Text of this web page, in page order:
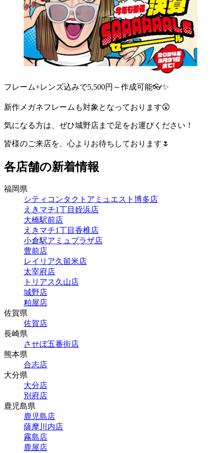
フレーム+レンズ込みで5,500円～作成可能👓✨
新作メガネフレームも対象となっております😲
気になる方は、ぜひ城野店まで足をお運びください！
皆様のご来店を、心よりお待ちしております🌷
各店舗の新着情報
福岡県
シティコンタクトアミュエスト博多店
えきマチ1丁目姪浜店
大橋駅前店
えきマチ1丁目香椎店
小倉駅アミュプラザ店
豊前店
レイリア久留米店
太宰府店
トリアス久山店
城野店
粕屋店
佐賀県
佐賀店
長崎県
させぼ五番街店
熊本県
合志店
大分県
大分店
別府店
鹿児島県
鹿児島店
薩摩川内店
霧島店
鹿屋店